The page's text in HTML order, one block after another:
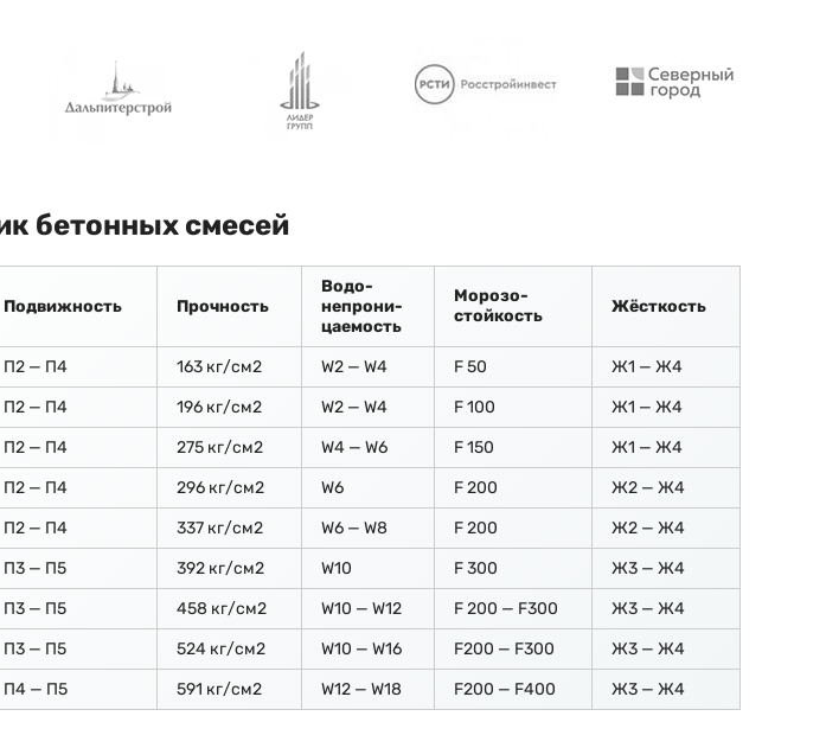
бетонных смесей
Подвижность Прочность
Водо-
непрони-
цаемость
Морозо-
стойкость
Жёсткость
П2 — П4 163 кг/см2 W2 — W4 F 50
Ж1 — Ж4
П2 — П4 196 кг/см2 W2 — W4 F 100
Ж1 — Ж4
П2 — П4 275 кг/см2 W4 — W6 F 150
Ж1 — Ж4
П2 — П4 296 кг/см2 W6 F 200
Ж2 — Ж4
П2 — П4 337 кг/см2 W6 — W8 F 200
Ж2 — Ж4
П3 — П5 392 кг/см2 W10 F 300
Ж3 — Ж4
П3 — П5 458 кг/см2 W10 — W12 F 200 — F300
Ж3 — Ж4
П3 — П5 524 кг/см2 W10 — W16 F200 — F300
Ж3 — Ж4
П4 — П5 591 кг/см2 W12 — W18 F200 — F400 Ж3 — Ж4